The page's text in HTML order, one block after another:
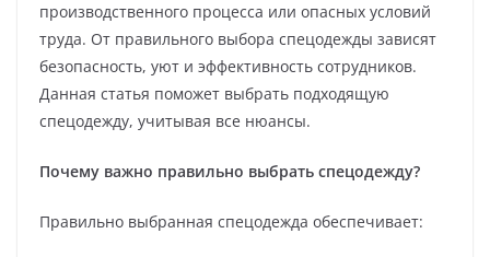
производственного процесса или опасных условий
труда. От правильного выбора спецодежды зависят
безопасность, уют и эффективность сотрудников.
Данная статья поможет выбрать подходящую
спецодежду, учитывая все нюансы.
Почему важно правильно выбрать спецодежду?
Правильно выбранная спецодежда обеспечивает: